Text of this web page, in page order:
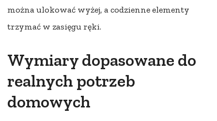
można ulokować wyżej, a codzienne elementy
trzymać w zasięgu ręki.
Wymiary dopasowane do
realnych potrzeb
domowych